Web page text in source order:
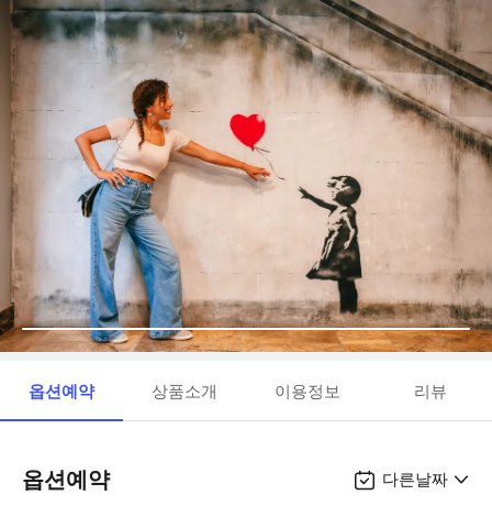
옵션예약 상품소개 이용정보 리뷰
옵션예약 다른날짜